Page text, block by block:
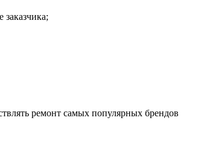
заказчика;
ремонт самых популярных брендов